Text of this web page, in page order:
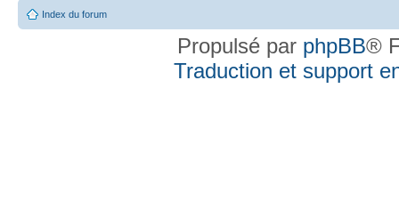
Index du forum
Propulsé par phpBB®
Traduction et support